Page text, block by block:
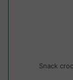
Snack